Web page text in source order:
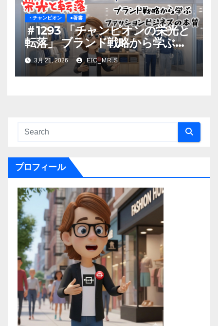
・チャンピオン ●著書
＃1293 「チャンピオンの栄光と
転落」 ブランド戦略から学ぶフ
ァッションビジネスの本質
3月 21, 2026 EIC_MR.S
プロフィール